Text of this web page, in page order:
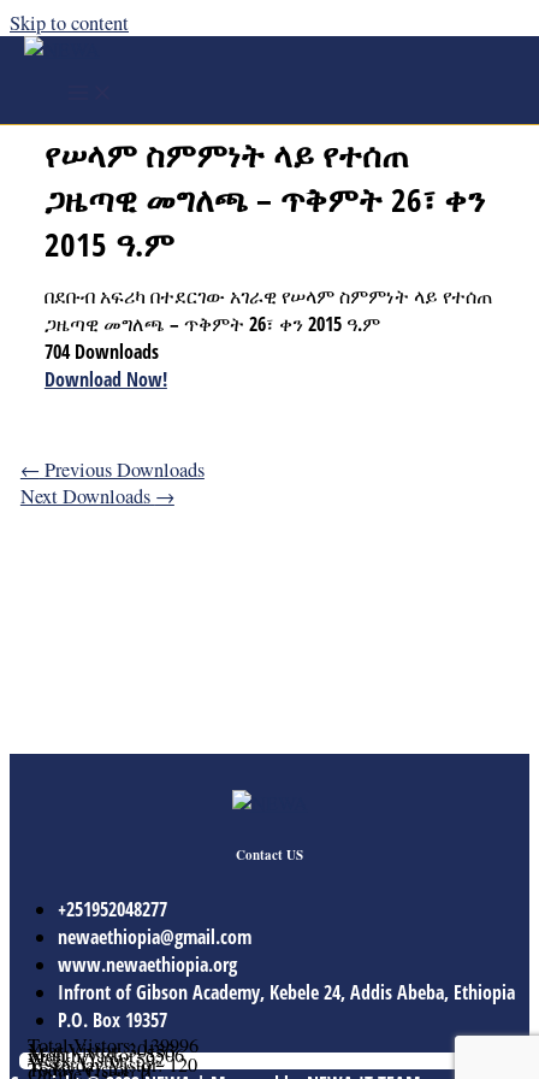
Skip to content
የሠላም ስምምነት ላይ የተሰጠ
ጋዜጣዊ መግለጫ – ጥቅምት 26፣ ቀን
2015 ዓ.ም
በደቡብ አፍሪካ በተደርገው አገራዊ የሠላም ስምምነት ላይ የተሰጠ
ጋዜጣዊ መግለጫ – ጥቅምት 26፣ ቀን 2015 ዓ.ም
704Downloads
Download Now!
← Previous Downloads
Next Downloads →
Contact US
+251952048277
newaethiopia@gmail.com
www.newaethiopia.org
Infront of Gibson Academy, Kebele 24, Addis Abeba, Ethiopia
P.O. Box 19357
Today Vistor: 9
Yesterday Vistor: 120
Week Vistor: 592
Month Vistor: 5506
Year Vistor: 30133
Total Vistors: 139996